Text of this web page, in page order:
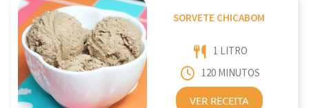
SORVETE CHICABOM
1 LITRO
120 MINUTOS
VER RECEITA